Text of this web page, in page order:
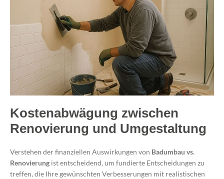
Kostenabwägung zwischen
Renovierung und Umgestaltung
Verstehen der finanziellen Auswirkungen von Badumbau vs.
Renovierung ist entscheidend, um fundierte Entscheidungen zu
treffen, die Ihre gewünschten Verbesserungen mit realistischen